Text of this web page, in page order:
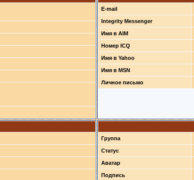
E-mail
Integrity Messenger
Имя в AIM
Номер ICQ
Имя в Yahoo
Имя в MSN
Личное письмо
Группа
Статус
Аватар
Подпись